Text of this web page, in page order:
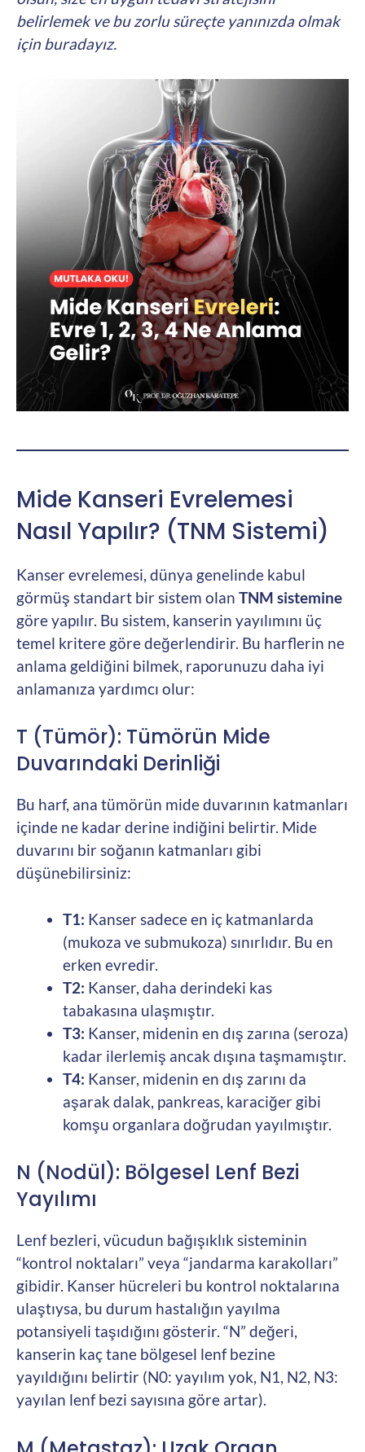
belirlemek ve bu zorlu süreçte yanınızda olmak
için buradayız.
Mide Kanseri Evrelemesi
Nasıl Yapılır? (TNM Sistemi)
Kanser evrelemesi, dünya genelinde kabul
görmüş standart bir sistem olan TNM sistemine
göre yapılır. Bu sistem, kanserin yayılımını üç
temel kritere göre değerlendirir. Bu harflerin ne
anlama geldiğini bilmek, raporunuzu daha iyi
anlamanıza yardımcı olur:
T (Tümör): Tümörün Mide
Duvarındaki Derinliği
Bu harf, ana tümörün mide duvarının katmanları
içinde ne kadar derine indiğini belirtir. Mide
duvarını bir soğanın katmanları gibi
düşünebilirsiniz:
T1: Kanser sadece en iç katmanlarda
(mukoza ve submukoza) sınırlıdır. Bu en
erken evredir.
T2: Kanser, daha derindeki kas
tabakasına ulaşmıştır.
T3: Kanser, midenin en dış zarına (seroza)
kadar ilerlemiş ancak dışına taşmamıştır.
T4: Kanser, midenin en dış zarını da
aşarak dalak, pankreas, karaciğer gibi
komşu organlara doğrudan yayılmıştır.
N (Nodül): Bölgesel Lenf Bezi
Yayılımı
Lenf bezleri, vücudun bağışıklık sisteminin
“kontrol noktaları” veya “jandarma karakolları”
gibidir. Kanser hücreleri bu kontrol noktalarına
ulaştıysa, bu durum hastalığın yayılma
potansiyeli taşıdığını gösterir. “N” değeri,
kanserin kaç tane bölgesel lenf bezine
yayıldığını belirtir (N0: yayılım yok, N1, N2, N3:
yayılan lenf bezi sayısına göre artar).